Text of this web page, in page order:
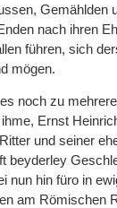
Gemählden
nach ihren
führen, sich
mögen.
noch zu
Ernst
und seiner
beyderley
nun hin füro in
am Römischen